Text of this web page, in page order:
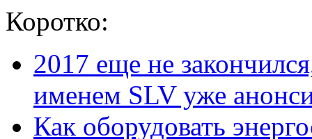
Коротко:
2017 еще не
именем SLV уже
Как оборудовать